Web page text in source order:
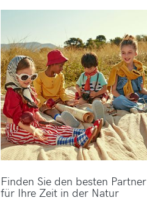
Finden Sie den besten Partner
für Ihre Zeit in der Natur